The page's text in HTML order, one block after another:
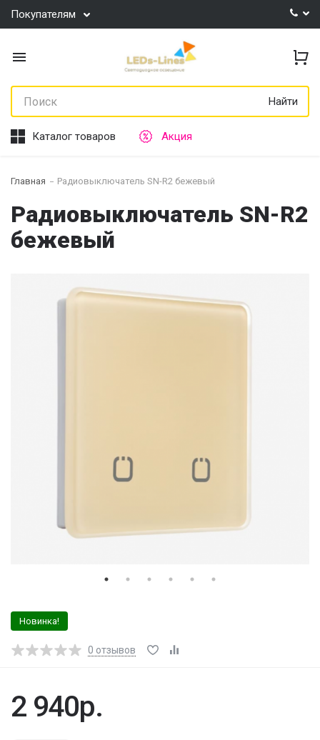
Покупателям
Найти
Каталог товаров Акция
Главная Радиовыключатель SN-R2 бежевый
Радиовыключатель SN-R2
бежевый
Новинка!
0 отзывов
2 940р.